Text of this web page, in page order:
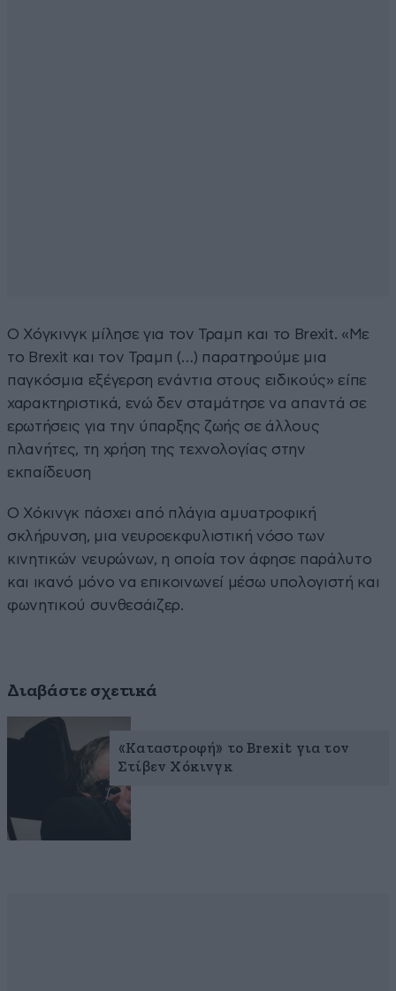
Ο Χόγκινγκ μίλησε για τον Τραμπ και το Brexit. «Με
το Brexit και τον Τραμπ (…) παρατηρούμε μια
παγκόσμια εξέγερση ενάντια στους ειδικούς» είπε
χαρακτηριστικά, ενώ δεν σταμάτησε να απαντά σε
ερωτήσεις για την ύπαρξης ζωής σε άλλους
πλανήτες, τη χρήση της τεχνολογίας στην
εκπαίδευση
Ο Χόκινγκ πάσχει από πλάγια αμυατροφική
σκλήρυνση, μια νευροεκφυλιστική νόσο των
κινητικών νευρώνων, η οποία τον άφησε παράλυτο
και ικανό μόνο να επικοινωνεί μέσω υπολογιστή και
φωνητικού συνθεσάιζερ.
Διαβάστε σχετικά
«Καταστροφή» το Brexit για τον
Στίβεν Χόκινγκ